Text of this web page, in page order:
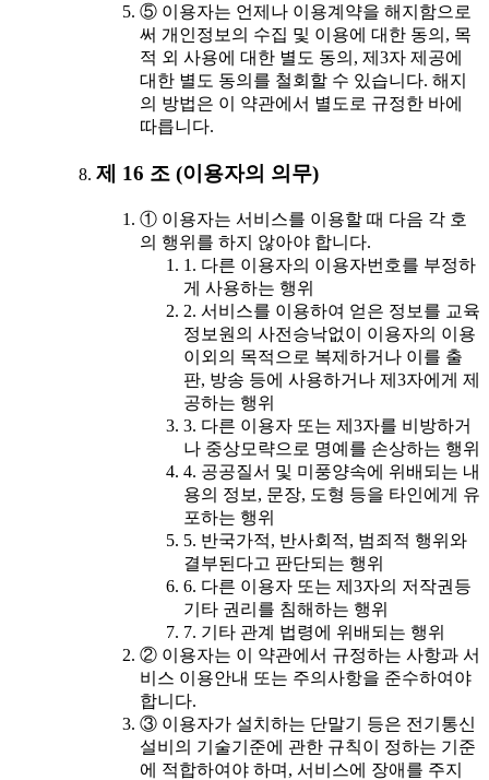
⑤ 이용자는 언제나 이용계약을 해지함으로
써 개인정보의 수집 및 이용에 대한 동의, 목
적 외 사용에 대한 별도 동의, 제3자 제공에
대한 별도 동의를 철회할 수 있습니다. 해지
의 방법은 이 약관에서 별도로 규정한 바에
따릅니다.
제 16 조 (이용자의 의무)
① 이용자는 서비스를 이용할 때 다음 각 호
의 행위를 하지 않아야 합니다.
1. 다른 이용자의 이용자번호를 부정하
게 사용하는 행위
2. 서비스를 이용하여 얻은 정보를 교육
정보원의 사전승낙없이 이용자의 이용
이외의 목적으로 복제하거나 이를 출
판, 방송 등에 사용하거나 제3자에게 제
공하는 행위
3. 다른 이용자 또는 제3자를 비방하거
나 중상모략으로 명예를 손상하는 행위
4. 공공질서 및 미풍양속에 위배되는 내
용의 정보, 문장, 도형 등을 타인에게 유
포하는 행위
5. 반국가적, 반사회적, 범죄적 행위와
결부된다고 판단되는 행위
6. 다른 이용자 또는 제3자의 저작권등
기타 권리를 침해하는 행위
7. 기타 관계 법령에 위배되는 행위
② 이용자는 이 약관에서 규정하는 사항과 서
비스 이용안내 또는 주의사항을 준수하여야
합니다.
③ 이용자가 설치하는 단말기 등은 전기통신
설비의 기술기준에 관한 규칙이 정하는 기준
에 적합하여야 하며, 서비스에 장애를 주지